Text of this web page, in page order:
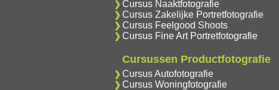
Cursus Naaktfotografie
Cursus Zakelijke Portretfotografie
Cursus Feelgood Shoots
Cursus Fine Art Portretfotografie
Cursussen Productfotografie
Cursus Autofotografie
Cursus Woningfotografie